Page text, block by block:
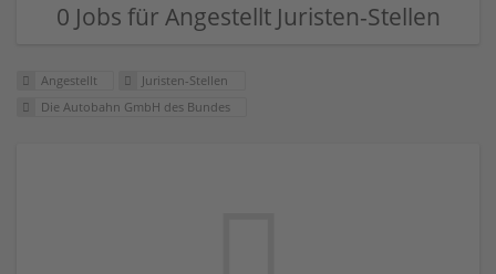
0 Jobs für Angestellt Juristen-Stellen
Angestellt
Juristen-Stellen
Die Autobahn GmbH des Bundes